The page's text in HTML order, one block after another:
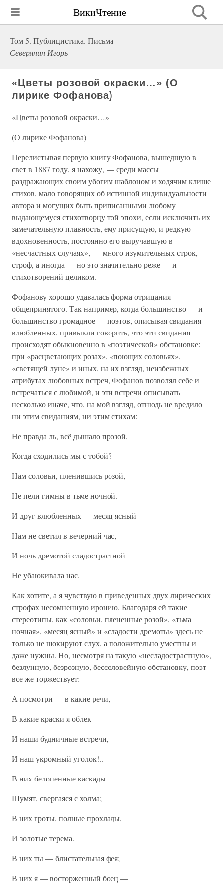
ВикиЧтение
Том 5. Публицистика. Письма
Северянин Игорь
«Цветы розовой окраски…» (О
лирике Фофанова)
«Цветы розовой окраски…»
(О лирике Фофанова)
Перелистывая первую книгу Фофанова, вышедшую в
свет в 1887 году, я нахожу, — среди массы
раздражающих своим убогим шаблоном и ходячим клише
стихов, мало говорящих об истинной индивидуальности
автора и могущих быть приписанными любому
выдающемуся стихотворцу той эпохи, если исключить их
замечательную плавность, ему присущую, и редкую
вдохновенность, постоянно его выручавшую в
«несчастных случаях», — много изумительных строк,
строф, а иногда — но это значительно реже — и
стихотворений целиком.
Фофанову хорошо удавалась форма отрицания
общепринятого. Так например, когда большинство — и
большинство громадное — поэтов, описывая свидания
влюбленных, привыкли говорить, что эти свидания
происходят обыкновенно в «поэтической» обстановке:
при «расцветающих розах», «поющих соловьях»,
«светящей луне» и иных, на их взгляд, неизбежных
атрибутах любовных встреч, Фофанов позволял себе и
встречаться с любимой, и эти встречи описывать
несколько иначе, что, на мой взгляд, отнюдь не вредило
ни этим свиданиям, ни этим стихам:
Не правда ль, всё дышало прозой,
Когда сходились мы с тобой?
Нам соловьи, пленившись розой,
Не пели гимны в тьме ночной.
И друг влюбленных — месяц ясный —
Нам не светил в вечерний час,
И ночь дремотой сладострастной
Не убаюкивала нас.
Как хотите, а я чувствую в приведенных двух лирических
строфах несомненную иронию. Благодаря ей такие
стереотипы, как «соловьи, плененные розой», «тьма
ночная», «месяц ясный» и «сладости дремоты» здесь не
только не шокируют слух, а положительно уместны и
даже нужны. Но, несмотря на такую «несладострастную»,
безлунную, безрозную, бессоловейную обстановку, поэт
все же торжествует:
А посмотри — в какие речи,
В какие краски я облек
И наши будничные встречи,
И наш укромный уголок!..
В них белопенные каскады
Шумят, свергаяся с холма;
В них гроты, полные прохлады,
И золотые терема.
В них ты — блистательная фея;
В них я — восторженный боец —